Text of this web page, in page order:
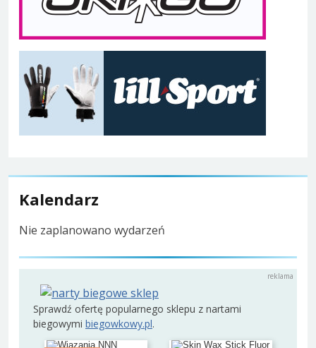
Kalendarz
Nie zaplanowano wydarzeń
Sprawdź ofertę popularnego sklepu z nartami
biegowymi biegowkowy.pl.